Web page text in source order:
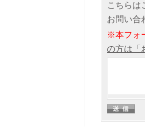
こちらは
お問い合
※本フォ
の方は「